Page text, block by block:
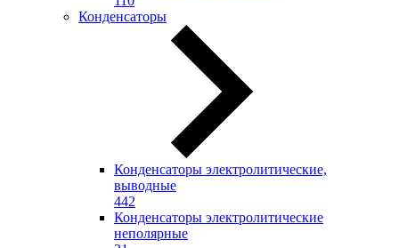
Конденсаторы
Конденсаторы электролитические,
выводные
442
Конденсаторы электролитические
неполярные